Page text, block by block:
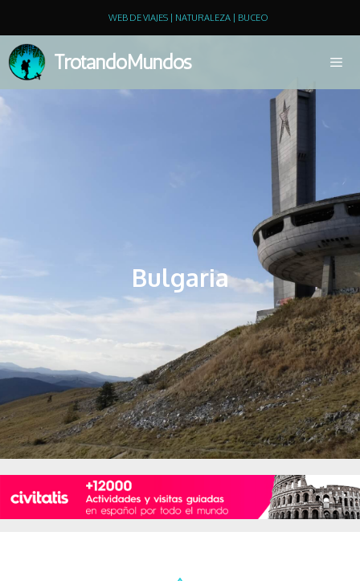
WEB DE VIAJES | NATURALEZA | BUCEO
TrotandoMundos
Bulgaria